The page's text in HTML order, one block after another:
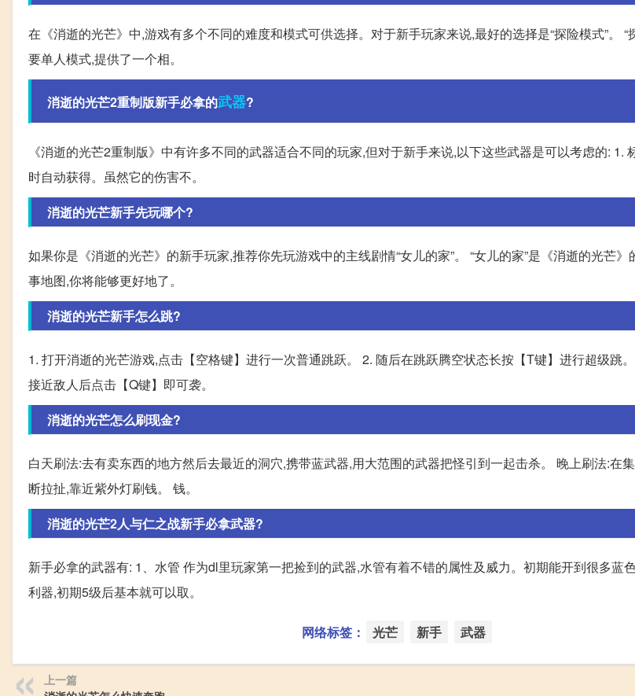
在《消逝的光芒》中,游戏有多个不同的难度和模式可供选择。对于新手玩家来说,最好的选择是“探险模式”。 “
要单人模式,提供了一个相。
消逝的光芒2重制版新手必拿的武器?
《消逝的光芒2重制版》中有许多不同的武器适合不同的玩家,但对于新手来说,以下这些武器是可以考虑的: 1.
时自动获得。虽然它的伤害不。
消逝的光芒新手先玩哪个?
如果你是《消逝的光芒》的新手玩家,推荐你先玩游戏中的主线剧情“女儿的家”。 “女儿的家”是《消逝的光芒
事地图,你将能够更好地了。
消逝的光芒新手怎么跳?
1. 打开消逝的光芒游戏,点击【空格键】进行一次普通跳跃。 2. 随后在跳跃腾空状态长按【T键】进行超级跳
接近敌人后点击【Q键】即可袭。
消逝的光芒怎么刷现金?
白天刷法:去有卖东西的地方然后去最近的洞穴,携带蓝武器,用大范围的武器把怪引到一起击杀。 晚上刷法:在
断拉扯,靠近紫外灯刷钱。 钱。
消逝的光芒2人与仁之战新手必拿武器?
新手必拿的武器有: 1、水管 作为dl里玩家第一把捡到的武器,水管有着不错的属性及威力。初期能开到很多蓝
利器,初期5级后基本就可以取。
网络标签： 光芒 新手 武器
上一篇